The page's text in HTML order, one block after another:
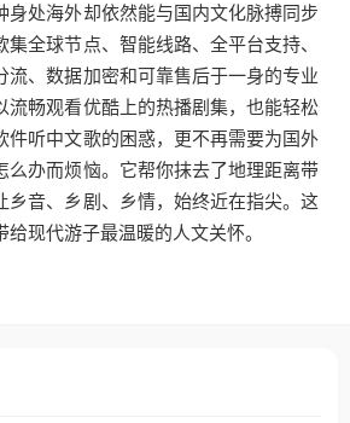
身处海外却依然能与国内文化脉搏同步
集全球节点、智能线路、全平台支持、
流、数据加密和可靠售后于一身的专业
流畅观看优酷上的热播剧集，也能轻松
件听中文歌的困惑，更不再需要为国外
么办而烦恼。它帮你抹去了地理距离带
乡音、乡剧、乡情，始终近在指尖。这
给现代游子最温暖的人文关怀。